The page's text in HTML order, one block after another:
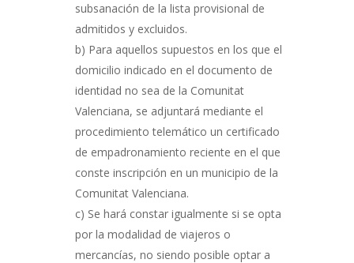
subsanación de la lista provisional de
admitidos y excluidos.
b) Para aquellos supuestos en los que el
domicilio indicado en el documento de
identidad no sea de la Comunitat
Valenciana, se adjuntará mediante el
procedimiento telemático un certificado
de empadronamiento reciente en el que
conste inscripción en un municipio de la
Comunitat Valenciana.
c) Se hará constar igualmente si se opta
por la modalidad de viajeros o
mercancías, no siendo posible optar a